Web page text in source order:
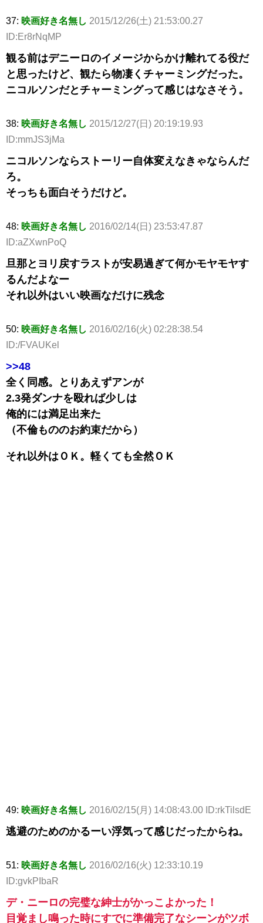
37: 映画好き名無し 2015/12/26(土) 21:53:00.27
ID:Er8rNqMP
観る前はデニーロのイメージからかけ離れてる役だ
と思ったけど、観たら物凄くチャーミングだった。
ニコルソンだとチャーミングって感じはなさそう。
38: 映画好き名無し 2015/12/27(日) 20:19:19.93
ID:mmJS3jMa
ニコルソンならストーリー自体変えなきゃならんだ
ろ。
そっちも面白そうだけど。
48: 映画好き名無し 2016/02/14(日) 23:53:47.87
ID:aZXwnPoQ
旦那とヨリ戻すラストが安易過ぎて何かモヤモヤす
るんだよなー
それ以外はいい映画なだけに残念
50: 映画好き名無し 2016/02/16(火) 02:28:38.54
ID:/FVAUKel
>>48
全く同感。とりあえずアンが
2.3発ダンナを殴れば少しは
俺的には満足出来た
（不倫もののお約束だから）
それ以外はＯＫ。軽くても全然ＯＫ
49: 映画好き名無し 2016/02/15(月) 14:08:43.00 ID:rkTilsdE
逃避のためのかるーい浮気って感じだったからね。
51: 映画好き名無し 2016/02/16(火) 12:33:10.19
ID:gvkPIbaR
デ・ニーロの完璧な紳士がかっこよかった！
目覚まし鳴った時にすでに準備完了なシーンがツボ